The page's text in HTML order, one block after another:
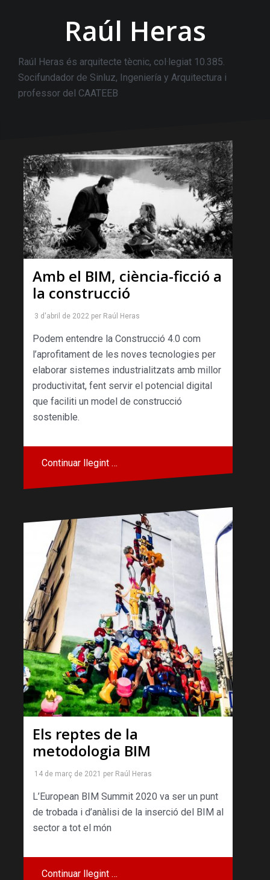
Raúl Heras
Raúl Heras és arquitecte tècnic, col·legiat 10.385.
Socifundador de Sinluz, Ingeniería y Arquitectura i
professor del CAATEEB
Amb el BIM, ciència-ficció a
la construcció
3 d'abril de 2022 per Raúl Heras
Podem entendre la Construcció 4.0 com
l’aprofitament de les noves tecnologies per
elaborar sistemes industrialitzats amb millor
productivitat, fent servir el potencial digital
que faciliti un model de construcció
sostenible.
Continuar llegint …
Els reptes de la
metodologia BIM
14 de març de 2021 per Raúl Heras
L’European BIM Summit 2020 va ser un punt
de trobada i d’anàlisi de la inserció del BIM al
sector a tot el món
Continuar llegint …